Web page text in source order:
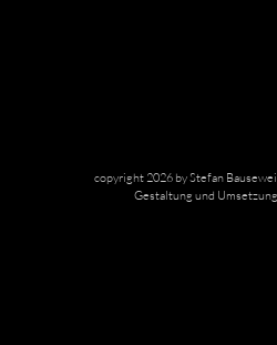
copyright 2026 by Stefan
Gestaltung und